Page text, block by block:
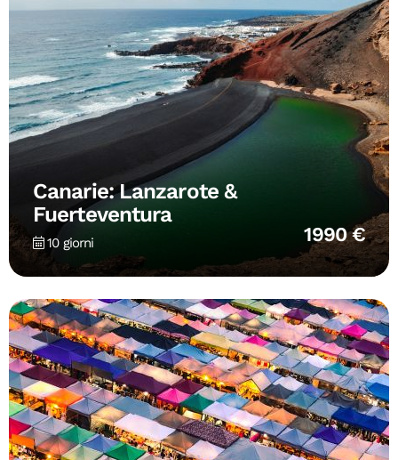
Canarie: Lanzarote &
Fuerteventura
10 giorni 1990 €